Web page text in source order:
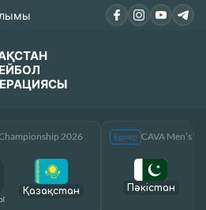
2026
Қазақcтан
Ерлер CAVA Men’s
Пәкістан